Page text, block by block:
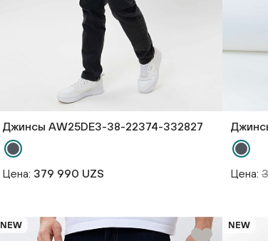
Джинсы AW25DE3-38-22374-332827
Цена: 379 990 UZS Цена:
NEW NEW